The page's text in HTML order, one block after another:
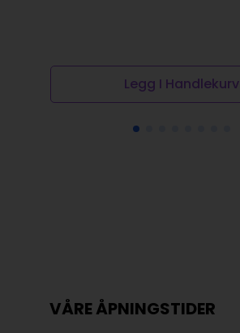
Legg I Handlekurv
VÅRE ÅPNINGSTIDER